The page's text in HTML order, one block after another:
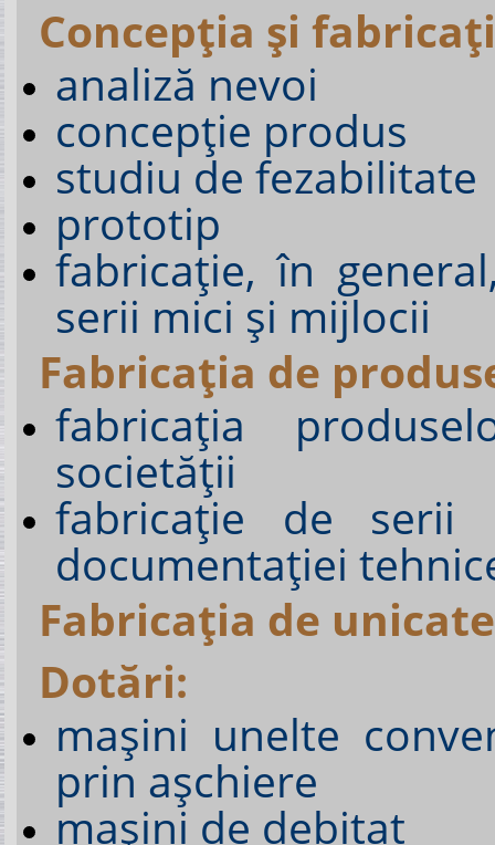
Concepţia şi
analiză nevoi
concepţie produs
studiu de fezabilitate
prototip
fabricaţie, în
serii mici şi mijlocii
Fabricaţia de
fabricația
societății
fabricaţie de
documentaţiei
Fabricaţia de unicate
Dotări:
maşini unelte
prin aşchiere
maşini de debitat